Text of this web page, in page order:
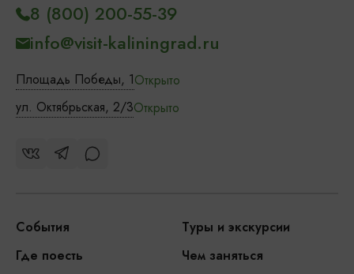
Площадь Победы, 1Открыто
ул. Октябрьская, 2/3Открыто
8 (800) 200-55-39
info@visit-kaliningrad.ru
События
Туры и экскурсии
Где поесть
Чем заняться